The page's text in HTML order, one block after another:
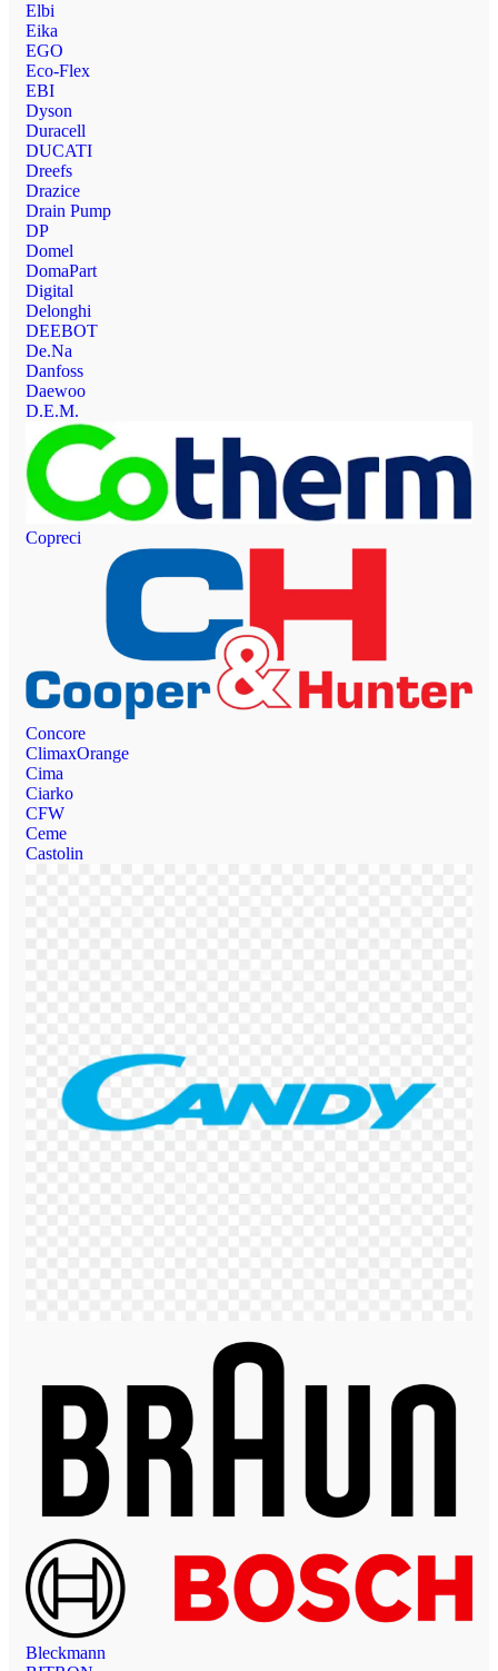
Elbi
Eika
EGO
Eco-Flex
EBI
Dyson
Duracell
DUCATI
Dreefs
Drazice
Drain Pump
DP
Domel
DomaPart
Digital
Delonghi
DEEBOT
De.Na
Danfoss
Daewoo
D.E.M.
Copreci
Concore
ClimaxOrange
Cima
Ciarko
CFW
Ceme
Castolin
Bleckmann